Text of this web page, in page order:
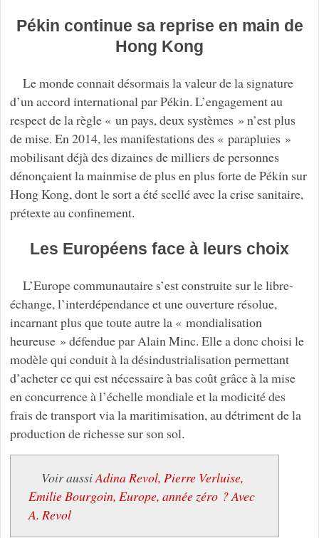
Pékin continue sa reprise en main de
Hong Kong
Le monde connait désormais la valeur de la signature
d’un accord international par Pékin. L’engagement au
respect de la règle « un pays, deux systèmes » n’est plus
de mise. En 2014, les manifestations des « parapluies »
mobilisant déjà des dizaines de milliers de personnes
dénonçaient la mainmise de plus en plus forte de Pékin sur
Hong Kong, dont le sort a été scellé avec la crise sanitaire,
prétexte au confinement.
Les Européens face à leurs choix
L’Europe communautaire s’est construite sur le libre-
échange, l’interdépendance et une ouverture résolue,
incarnant plus que toute autre la « mondialisation
heureuse » défendue par Alain Minc. Elle a donc choisi le
modèle qui conduit à la désindustrialisation permettant
d’acheter ce qui est nécessaire à bas coût grâce à la mise
en concurrence à l’échelle mondiale et la modicité des
frais de transport via la maritimisation, au détriment de la
production de richesse sur son sol.
Voir aussiAdina Revol, Pierre Verluise,
Emilie Bourgoin, Europe, année zéro ? Avec
A. Revol